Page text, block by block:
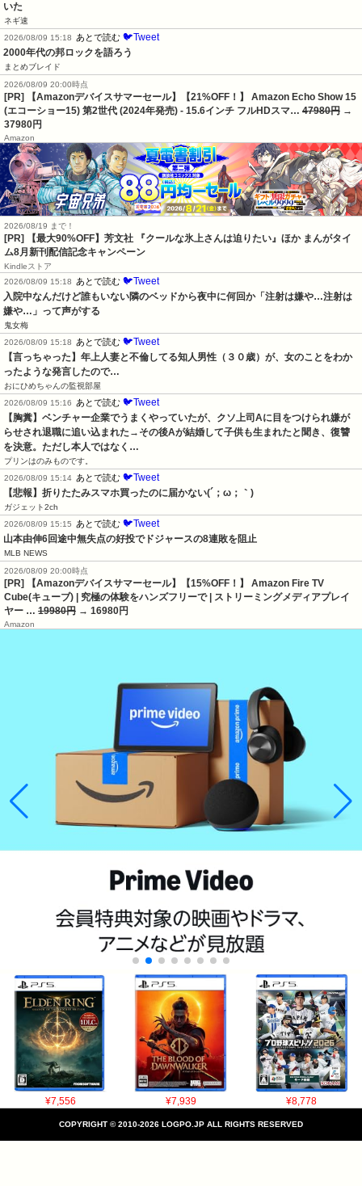
いた
ネギ速
2026/08/09 15:18
あとで読む 🐦Tweet
2000年代の邦ロックを語ろう
まとめブレイド
2026/08/09 20:00時点
[PR] 【Amazonデバイスサマーセール】【21%OFF！】 Amazon Echo Show 15
(エコーショー15) 第2世代 (2024年発売) - 15.6インチ フルHDスマ… 47980円 →
37980円
Amazon
2026/08/19 まで！
[PR] 【最大90%OFF】芳文社 『クールな氷上さんは迫りたい』ほか まんがタイ
ム8月新刊配信記念キャンペーン
Kindleストア
2026/08/09 15:18
あとで読む 🐦Tweet
入院中なんだけど誰もいない隣のベッドから夜中に何回か「注射は嫌や…注射は
嫌や…」って声がする
鬼女梅
2026/08/09 15:18
あとで読む 🐦Tweet
【言っちゃった】年上人妻と不倫してる知人男性（３０歳）が、女のことをわか
ったような発言したので…
おにひめちゃんの監視部屋
2026/08/09 15:16
あとで読む 🐦Tweet
【胸糞】ベンチャー企業でうまくやっていたが、クソ上司Aに目をつけられ嫌が
らせされ退職に追い込まれた→その後Aが結婚して子供も生まれたと聞き、復讐
を決意。ただし本人ではなく…
プリンはのみものです。
2026/08/09 15:14 あとで読む 🐦Tweet
【悲報】折りたたみスマホ買ったのに届かない(´；ω；｀)
ガジェット2ch
2026/08/09 15:15
あとで読む 🐦Tweet
山本由伸6回途中無失点の好投でドジャースの8連敗を阻止
MLB NEWS
2026/08/09 20:00時点
[PR] 【Amazonデバイスサマーセール】【15%OFF！】 Amazon Fire TV
Cube(キューブ) | 究極の体験をハンズフリーで | ストリーミングメディアプレイ
ヤー … 19980円 → 16980円
Amazon
¥7,556 ¥7,939 ¥8,778
COPYRIGHT © 2010-2026 LOGPO.JP ALL RIGHTS RESERVED